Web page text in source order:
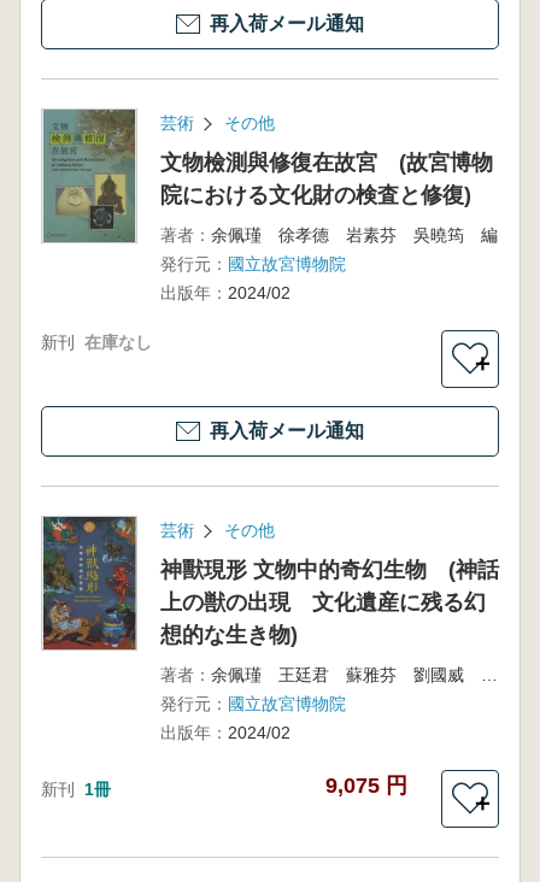
再入荷メール通知
芸術 その他
文物檢測與修復在故宮 (故宮博物
院における文化財の検査と修復)
著者： 余佩瑾 徐孝德 岩素芬 吳曉筠 編
発行元： 國立故宮博物院
出版年： 2024/02
新刊 在庫なし
＋
再入荷メール通知
芸術 その他
神獸現形 文物中的奇幻生物 (神話
上の獣の出現 文化遺産に残る幻
想的な生き物)
著者：
発行元： 國立故宮博物院
出版年： 2024/02
新刊 1冊 9,075 円
＋